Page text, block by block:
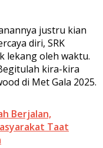
justru kian
diri, SRK
lekang oleh waktu.
kira-kira
di Met Gala 2025.
Berjalan,
Taat